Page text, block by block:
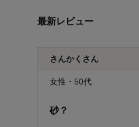
最新レビュー
さんかくさん
女性・50代
砂？